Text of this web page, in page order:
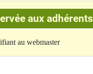
aux adhérents
au webmaster